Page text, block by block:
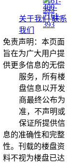
关于我们 联系
我们
免责声明：本页面
旨在为广大用户提
供更多信息的无偿
服务，所有楼
盘信息以开发
商最终公布为
准，不声明或
保证所提供信
息的准确性和完整
性。刊载的楼盘资
料不视为楼盘已达